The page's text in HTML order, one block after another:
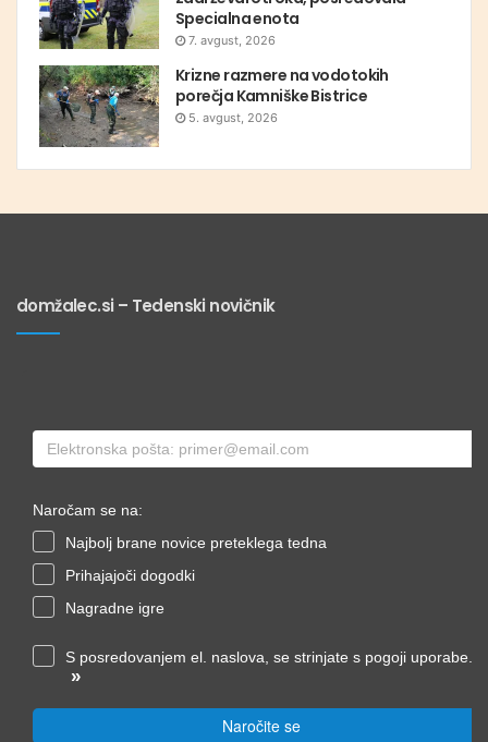
Specialna enota
7. avgust, 2026
Krizne razmere na vodotokih
porečja Kamniške Bistrice
5. avgust, 2026
domžalec.si – Tedenski novičnik
Naročam se na:
Najbolj brane novice preteklega tedna
Prihajajoči dogodki
Nagradne igre
S posredovanjem el. naslova, se strinjate s pogoji uporabe.
»
Naročite se